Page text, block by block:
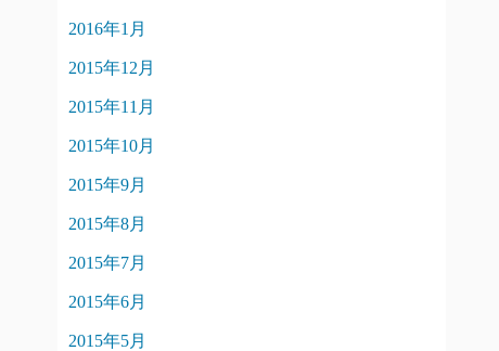
2016年1月
2015年12月
2015年11月
2015年10月
2015年9月
2015年8月
2015年7月
2015年6月
2015年5月